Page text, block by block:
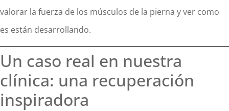
valorar la fuerza de los músculos de la pierna y ver como
es están desarrollando.
Un caso real en nuestra
clínica: una recuperación
inspiradora